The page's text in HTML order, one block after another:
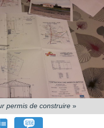
permis de construire »